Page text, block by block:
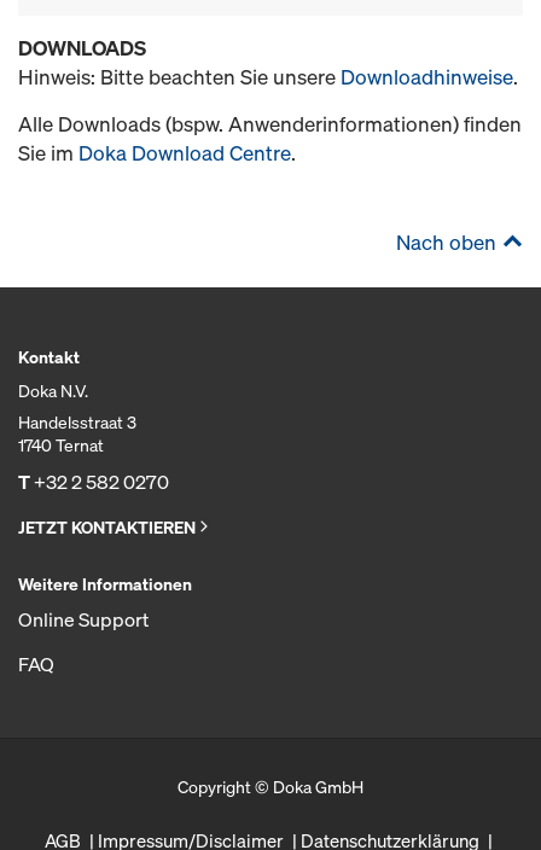
DOWNLOADS
Hinweis: Bitte beachten Sie unsere Downloadhinweise.
Alle Downloads (bspw. Anwenderinformationen) finden
Sie im Doka Download Centre.
Nach oben
Kontakt
Doka N.V.
Handelsstraat 3
1740 Ternat
T+32 2 582 0270
JETZT KONTAKTIEREN
Weitere Informationen
Online Support
FAQ
Copyright © Doka GmbH
AGB Impressum/Disclaimer Datenschutzerklärung